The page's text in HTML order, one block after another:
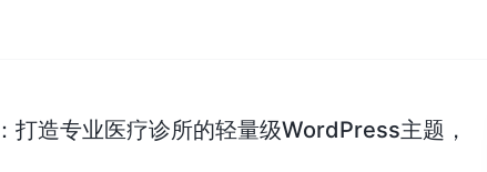
造专业医疗诊所的轻量级WordPress主题，